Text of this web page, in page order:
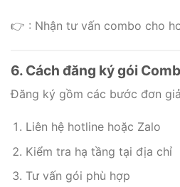
👉 : Nhận tư vấn combo cho
6. Cách đăng ký gói
Đăng ký gồm các bước đơn
Liên hệ hotline hoặc Zalo
Kiểm tra hạ tầng tại địa chỉ
Tư vấn gói phù hợp